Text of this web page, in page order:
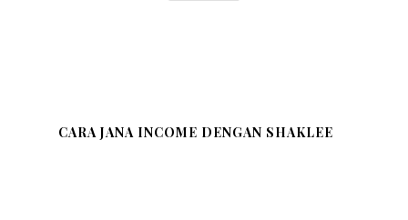
CARA JANA INCOME DENGAN SHAKLEE